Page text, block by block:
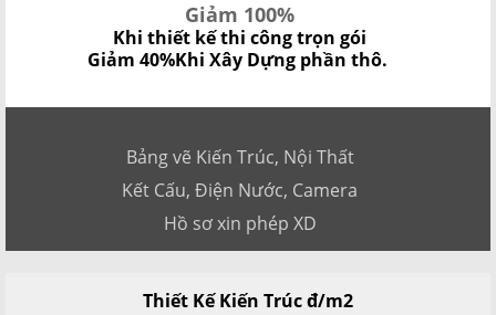
Giảm 100%
Khi thiết kế thi công trọn gói
Giảm 40%Khi Xây Dựng phần thô.
Bảng vẽ Kiến Trúc, Nội Thất
Kết Cấu, Điện Nước, Camera
Hồ sơ xin phép XD
Thiết Kế Kiến Trúc đ/m2